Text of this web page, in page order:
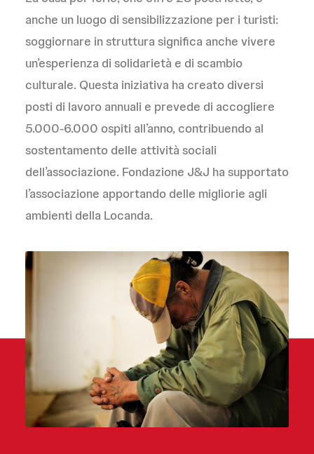
anche un luogo di sensibilizzazione per i turisti:
soggiornare in struttura significa anche vivere
un’esperienza di solidarietà e di scambio
culturale. Questa iniziativa ha creato diversi
posti di lavoro annuali e prevede di accogliere
5.000-6.000 ospiti all’anno, contribuendo al
sostentamento delle attività sociali
dell’associazione. Fondazione J&J ha supportato
l’associazione apportando delle migliorie agli
ambienti della Locanda.